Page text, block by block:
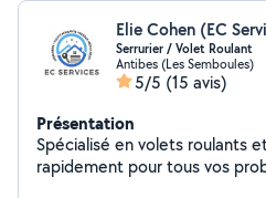
Elie Cohen (EC
Serrurier / Volet Roulant
Antibes (Les Semboules)
5/5 (15 avis)
Présentation
Spécialisé en volets roulants
rapidement pour tous vos